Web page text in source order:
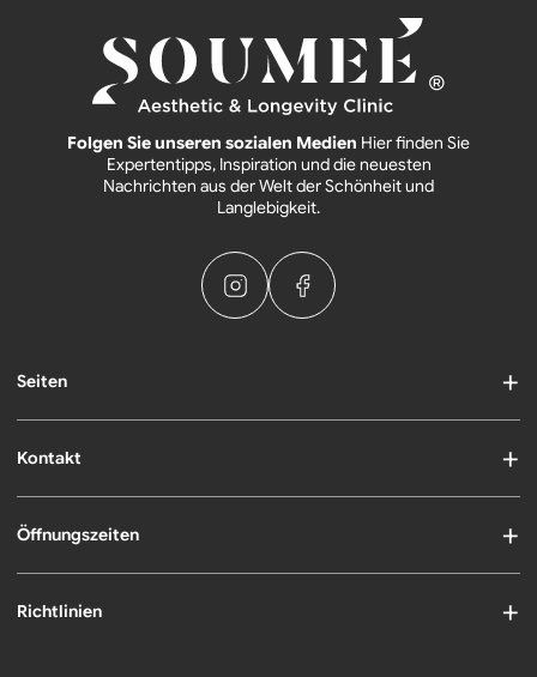
Folgen Sie unseren sozialen Medien Hier finden Sie
Expertentipps, Inspiration und die neuesten
Nachrichten aus der Welt der Schönheit und
Langlebigkeit.
Seiten
Kontakt
Öffnungszeiten
Richtlinien